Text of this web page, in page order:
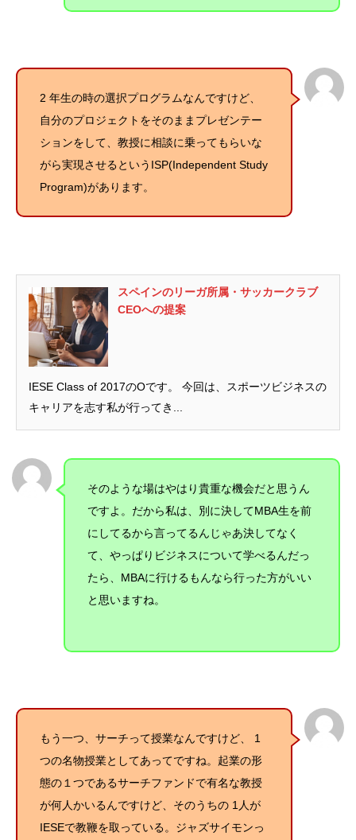
2 年生の時の選択プログラムなんですけど、
自分のプロジェクトをそのままプレゼンテー
ションをして、教授に相談に乗ってもらいな
がら実現させるというISP(Independent Study
Program)があります。
スペインのリーガ所属・サッカークラブ
CEOへの提案
IESE Class of 2017のOです。 今回は、スポーツビジネスの
キャリアを志す私が行ってき...
そのような場はやはり貴重な機会だと思うん
ですよ。だから私は、別に決してMBA生を前
にしてるから言ってるんじゃあ決してなく
て、やっぱりビジネスについて学べるんだっ
たら、MBAに行けるもんなら行った方がいい
と思いますね。
もう一つ、サーチって授業なんですけど、 1
つの名物授業としてあってですね。起業の形
態の１つであるサーチファンドで有名な教授
が何人かいるんですけど、そのうちの 1人が
IESEで教鞭を取っている。ジャズサイモンっ